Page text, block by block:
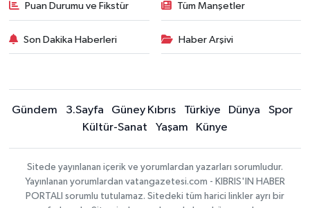
Puan Durumu ve Fikstür Tüm Manşetler
Son Dakika Haberleri Haber Arşivi
Gündem 3.Sayfa Güney Kıbrıs Türkiye Dünya
Spor
Kültür-Sanat
Yaşam Künye
Sitede yayınlanan içerik ve yorumlardan yazarları sorumludur.
Yayınlanan yorumlardan vatangazetesi.com - KIBRIS'IN HABER
PORTALI sorumlu tutulamaz. Sitedeki tüm harici linkler ayrı bir